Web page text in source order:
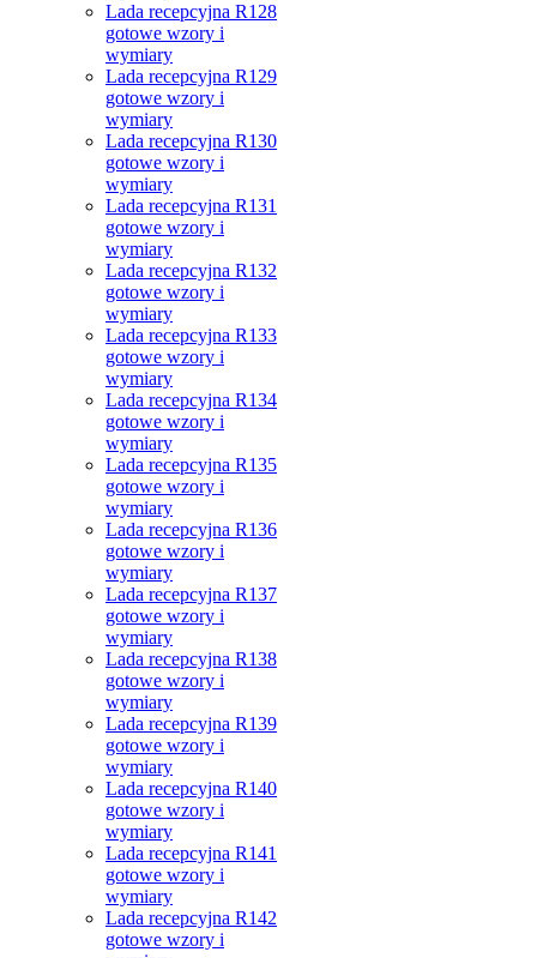
Lada recepcyjna R128
gotowe wzory i
wymiary
Lada recepcyjna R129
gotowe wzory i
wymiary
Lada recepcyjna R130
gotowe wzory i
wymiary
Lada recepcyjna R131
gotowe wzory i
wymiary
Lada recepcyjna R132
gotowe wzory i
wymiary
Lada recepcyjna R133
gotowe wzory i
wymiary
Lada recepcyjna R134
gotowe wzory i
wymiary
Lada recepcyjna R135
gotowe wzory i
wymiary
Lada recepcyjna R136
gotowe wzory i
wymiary
Lada recepcyjna R137
gotowe wzory i
wymiary
Lada recepcyjna R138
gotowe wzory i
wymiary
Lada recepcyjna R139
gotowe wzory i
wymiary
Lada recepcyjna R140
gotowe wzory i
wymiary
Lada recepcyjna R141
gotowe wzory i
wymiary
Lada recepcyjna R142
gotowe wzory i